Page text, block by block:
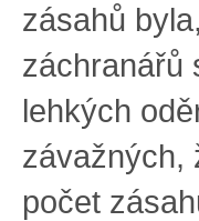
zásahů
záchranářů
lehkých
závažných,
počet